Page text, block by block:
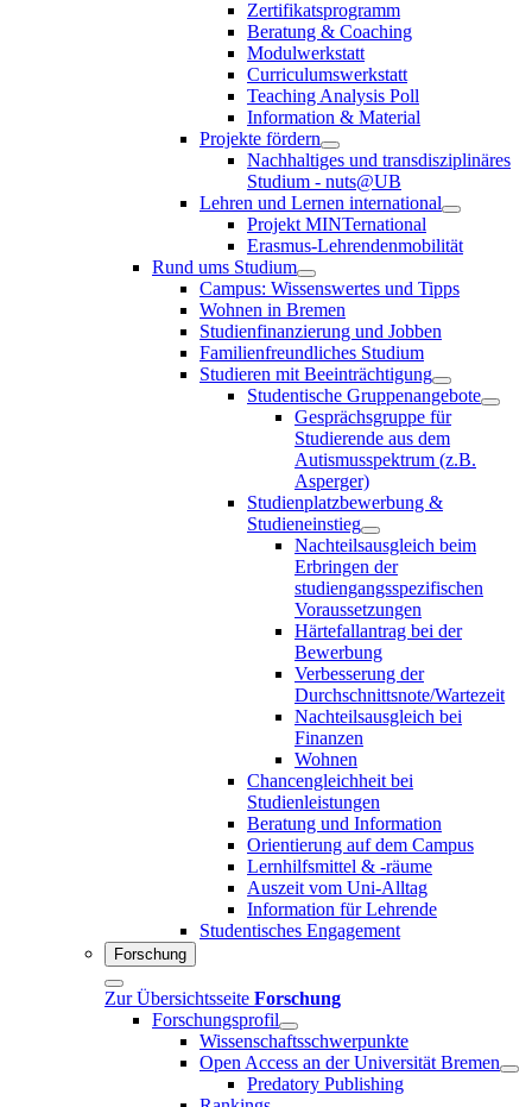
Zertifikatsprogramm
Beratung & Coaching
Modulwerkstatt
Curriculumswerkstatt
Teaching Analysis Poll
Information & Material
Projekte fördern
Nachhaltiges und transdisziplinäres
Studium - nuts@UB
Lehren und Lernen international
Projekt MINTernational
Erasmus-Lehrendenmobilität
Rund ums Studium
Campus: Wissenswertes und Tipps
Wohnen in Bremen
Studienfinanzierung und Jobben
Familienfreundliches Studium
Studieren mit Beeinträchtigung
Studentische Gruppenangebote
Gesprächsgruppe für
Studierende aus dem
Autismusspektrum (z.B.
Asperger)
Studienplatzbewerbung &
Studieneinstieg
Nachteilsausgleich beim
Erbringen der
studiengangsspezifischen
Voraussetzungen
Härtefallantrag bei der
Bewerbung
Verbesserung der
Durchschnittsnote/Wartezeit
Nachteilsausgleich bei
Finanzen
Wohnen
Chancengleichheit bei
Studienleistungen
Beratung und Information
Orientierung auf dem Campus
Lernhilfsmittel & -räume
Auszeit vom Uni-Alltag
Information für Lehrende
Studentisches Engagement
Forschung
Zur Übersichtsseite Forschung
Forschungsprofil
Wissenschaftsschwerpunkte
Open Access an der Universität Bremen
Predatory Publishing